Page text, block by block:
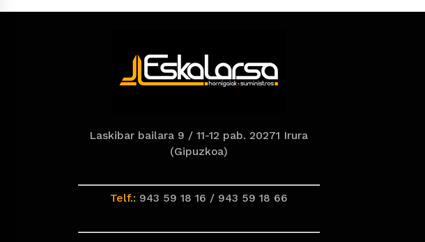
Laskibar bailara 9 / 11-12 pab. 20271 Irura
(Gipuzkoa)
Telf.: 943 59 18 16 / 943 59 18 66